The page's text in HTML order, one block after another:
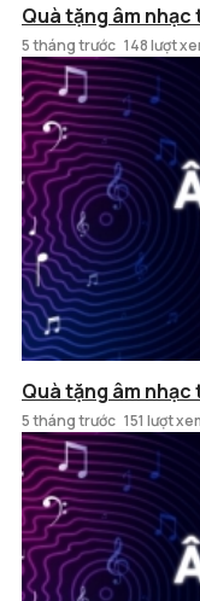
Quà tặng âm nhạc
5 tháng trước 148 lượt
Quà tặng âm
5 tháng trước 151 lượt